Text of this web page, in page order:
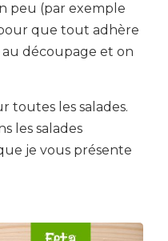
peu (par exemple
que tout adhère
découpage et on
toutes les salades.
les salades
je vous présente